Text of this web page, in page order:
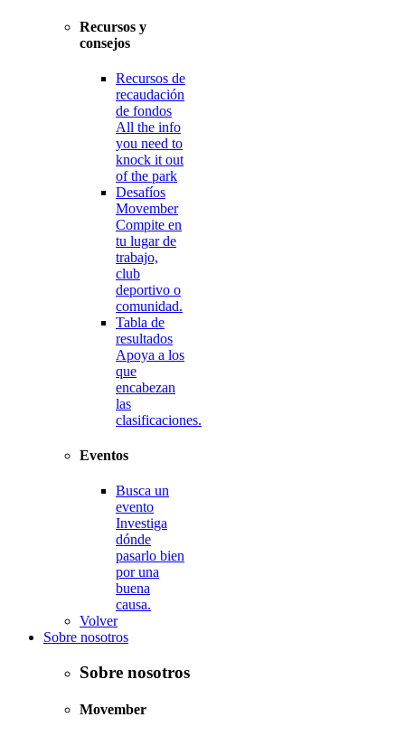
Recursos y
consejos
Recursos de
recaudación
de fondos
All the info
you need to
knock it out
of the park
Desafíos
Movember
Compite en
tu lugar de
trabajo,
club
deportivo o
comunidad.
Tabla de
resultados
Apoya a los
que
encabezan
las
clasificaciones.
Eventos
Busca un
evento
Investiga
dónde
pasarlo bien
por una
buena
causa.
Volver
Sobre nosotros
Sobre nosotros
Movember